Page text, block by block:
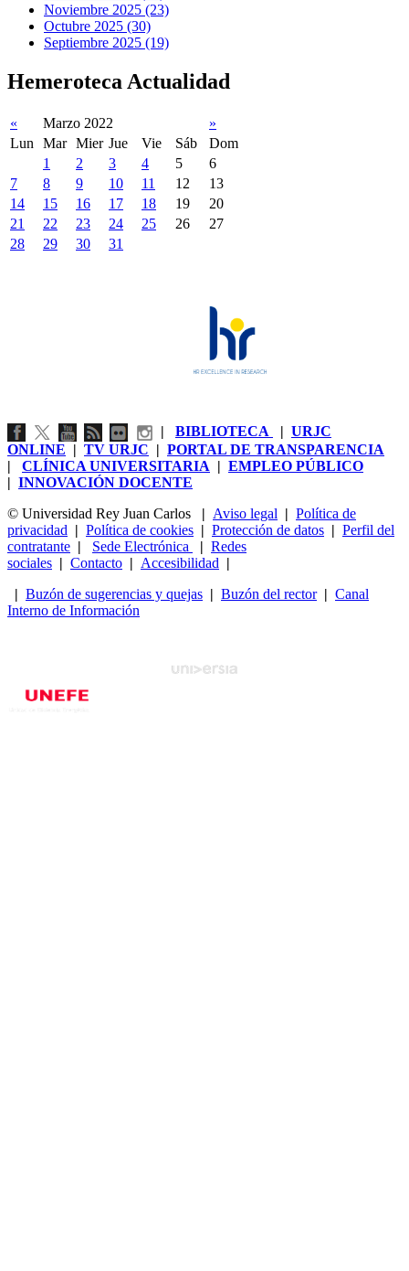
Noviembre 2025 (23)
Octubre 2025 (30)
Septiembre 2025 (19)
Hemeroteca Actualidad
« Marzo 2022
»
Lun
Mar Mier Jue Vie Sáb
Dom
1
2 3 4 5
6
7
8 9 10 11 12
13
14
15 16 17 18 19
20
21
22 23 24 25 26
27
28
29 30 31
| BIBLIOTECA | URJC
ONLINE | TV URJC | PORTAL DE TRANSPARENCIA
| CLÍNICA UNIVERSITARIA | EMPLEO PÚBLICO
| INNOVACIÓN DOCENTE
© Universidad Rey Juan Carlos
| Aviso legal | Política de
privacidad | Política de cookies | Protección de datos | Perfil del
contratante | Sede Electrónica | Redes
sociales | Contacto | Accesibilidad |
| Buzón de sugerencias y quejas | Buzón del rector| Canal
Interno de Información